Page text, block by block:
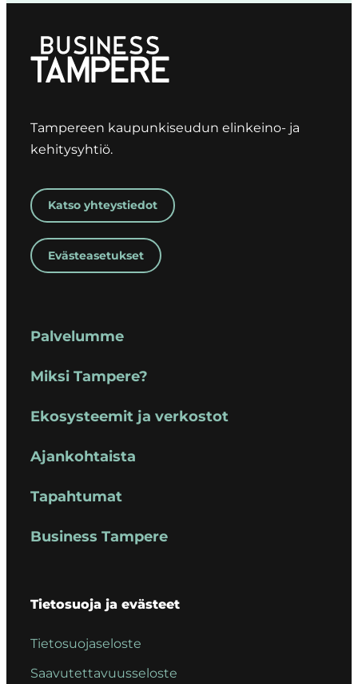
Tampereen kaupunkiseudun elinkeino- ja
kehitysyhtiö.
Katso yhteystiedot
Evästeasetukset
Palvelumme
Miksi Tampere?
Ekosysteemit ja verkostot
Ajankohtaista
Tapahtumat
Business Tampere
Tietosuoja ja evästeet
Tietosuojaseloste
Saavutettavuusseloste